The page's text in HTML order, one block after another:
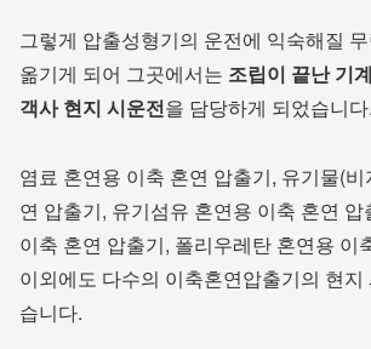
그렇게 압출성형기의 운전에 익숙해질
옮기게 되어 그곳에서는 조립이 끝난 기
객사 현지 시운전을 담당하게 되었습니다.
염료 혼연용 이축 혼연 압출기, 유기물(
연 압출기, 유기섬유 혼연용 이축 혼연
이축 혼연 압출기, 폴리우레탄 혼연용 이
이외에도 다수의 이축혼연압출기의 현지
습니다.